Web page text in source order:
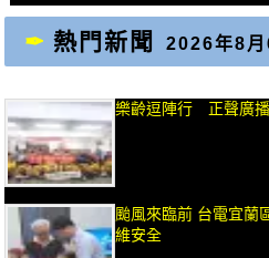
熱門新聞 2026年8月
樂齡逗陣行 正聲廣
颱風來臨前 台電宜蘭
維安全